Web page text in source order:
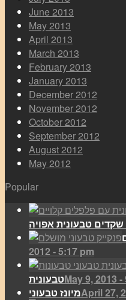
June 2013
May 2013
April 2013
March 2013
February 2013
January 2013
December 2012
November 2012
October 2012
September 2012
August 2012
May 2012
Popular
2012 - 5:17 pm
טבעוניתMay 9, 2013 -
מיונז טבעוניApril 27,